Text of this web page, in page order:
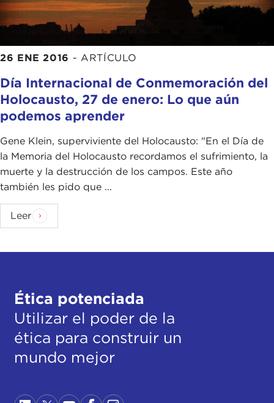
26 ENE 2016 - ARTÍCULO
Día Internacional de Conmemoración del
Holocausto, 27 de enero: Lo que aún
podemos aprender
Gene Klein, superviviente del Holocausto: "En el Día de
la Memoria del Holocausto recordamos el sufrimiento, la
muerte y la destrucción de los campos. Este año
también les pido que ...
Leer
Ética potenciada
Utilizar el poder de la
ética para construir un
mundo mejor